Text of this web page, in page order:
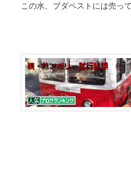
この水、ブダペストには売っ